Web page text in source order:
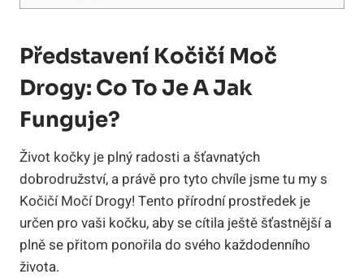
Představení Kočičí Moč
Drogy: ‍Co‍ To Je A ⁣jak
Funguje?
Život kočky je​ plný radosti a šťavnatých
dobrodružství, a právě pro tyto chvíle jsme tu my s
⁢Kočičí Močí Drogy! ⁤Tento přírodní prostředek je
určen pro vaši ⁤kočku, aby se cítila⁣ ještě šťastnější a‌
plně se přitom ‌ponořila do ⁣svého každodenního
života.